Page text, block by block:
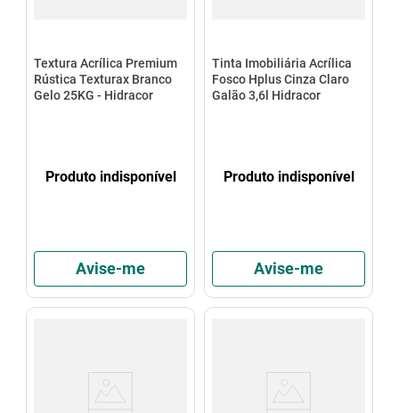
Textura Acrílica Premium
Rústica Texturax Branco
Gelo 25KG - Hidracor
Produto indisponível
Avise-me
Tinta Imobiliária Acrílica
Fosco Hplus Cinza Claro
Galão 3,6l Hidracor
Produto indisponível
Avise-me